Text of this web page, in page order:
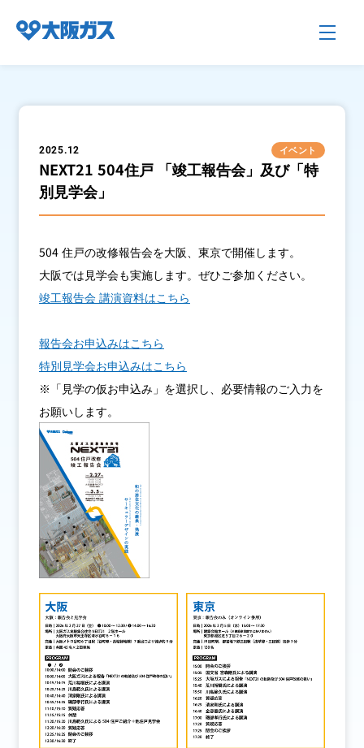
企業情報
ご家庭のお客さま
業務用・産業用のお客さま
企業/グループについて
社会貢献
技術開発
サステナビリティ
IR情報
採用情報
プレスリリース
2025.12 イベント
NEXT21 504住戸 「竣工報告会」及び「特
別見学会」
504 住戸の改修報告会を大阪、東京で開催します。
大阪では見学会も実施します。ぜひご参加ください。
竣工報告会 講演資料はこちら
報告会お申込みはこちら
特別見学会お申込みはこちら
※「見学の仮お申込み」を選択し、必要情報のご入力を
お願いします。